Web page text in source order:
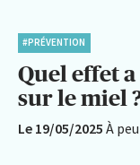
#PRÉVENTION
Quel effet
sur le miel
Le 19/05/2025 À